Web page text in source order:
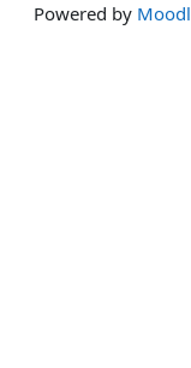
Powered by